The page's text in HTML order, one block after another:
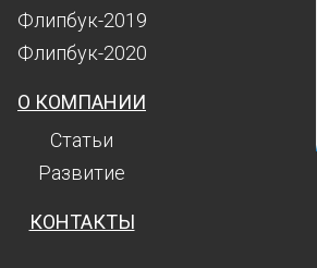
Флипбук-2019
Флипбук-2020
О КОМПАНИИ
Статьи
Развитие
КОНТАКТЫ